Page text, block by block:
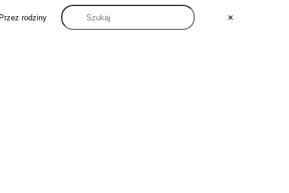
✕
Przez rodziny